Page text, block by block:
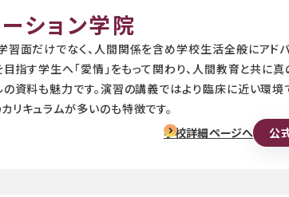
ション学院
習面だけでなく、人間関係を含め学校生活全般にアド
目指す学生へ「愛情」をもって関わり、人間教育と共に
資料も魅力です。演習の講義ではより臨床に近い環
キュラムが多いのも特徴です。
学校詳細ページへ
公